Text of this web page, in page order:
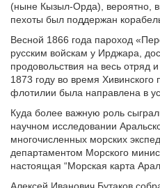
(ныне Кызыл-Орда), вероятно,
пехоты был поддержан
Весной 1866 года пароход
русским войскам у Ирджара,
продовольствия на весь отряд
1873 году во время Хивинского
флотилии была направлена в
Куда более важную роль
научном исследовании
многочисленных морских
департаментом Морского
настоящая “Морская карта